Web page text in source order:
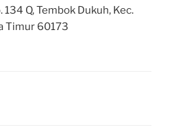
Q, Tembok Dukuh, Kec.
Timur 60173